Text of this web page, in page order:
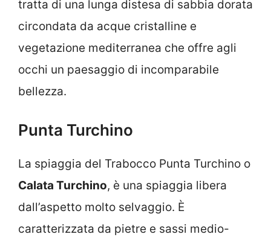
tratta di una lunga distesa di sabbia dorata
circondata da acque cristalline e
vegetazione mediterranea che offre agli
occhi un paesaggio di incomparabile
bellezza.
Punta Turchino
La spiaggia del Trabocco Punta Turchino o
Calata Turchino, è una spiaggia libera
dall’aspetto molto selvaggio. È
caratterizzata da pietre e sassi medio-